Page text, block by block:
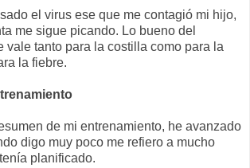
el virus ese que me contagió mi hijo,
me sigue picando. Lo bueno del
vale tanto para la costilla como para la
la fiebre.
de mi entrenamiento, he avanzado
digo muy poco me refiero a mucho
planificado.